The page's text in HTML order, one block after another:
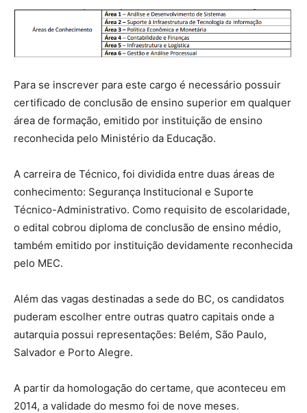
Para se inscrever para este cargo é necessário possuir
certificado de conclusão de ensino superior em qualquer
área de formação, emitido por instituição de ensino
reconhecida pelo Ministério da Educação.
A carreira de Técnico, foi dividida entre duas áreas de
conhecimento: Segurança Institucional e Suporte
Técnico-Administrativo. Como requisito de escolaridade,
o edital cobrou diploma de conclusão de ensino médio,
também emitido por instituição devidamente reconhecida
pelo MEC.
Além das vagas destinadas a sede do BC, os candidatos
puderam escolher entre outras quatro capitais onde a
autarquia possui representações: Belém, São Paulo,
Salvador e Porto Alegre.
A partir da homologação do certame, que aconteceu em
2014, a validade do mesmo foi de nove meses.